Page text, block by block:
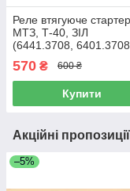
Реле втягуюче
МТЗ, Т-40, ЗІЛ
(6441.3708, 6401.3708,
Elhovo) ВДС 3/3
570 ₴ 600 ₴
Купити
Акційні
–5%